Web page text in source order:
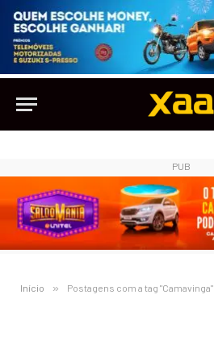
PUB
Início » Postagens com a tag "Camavinga"